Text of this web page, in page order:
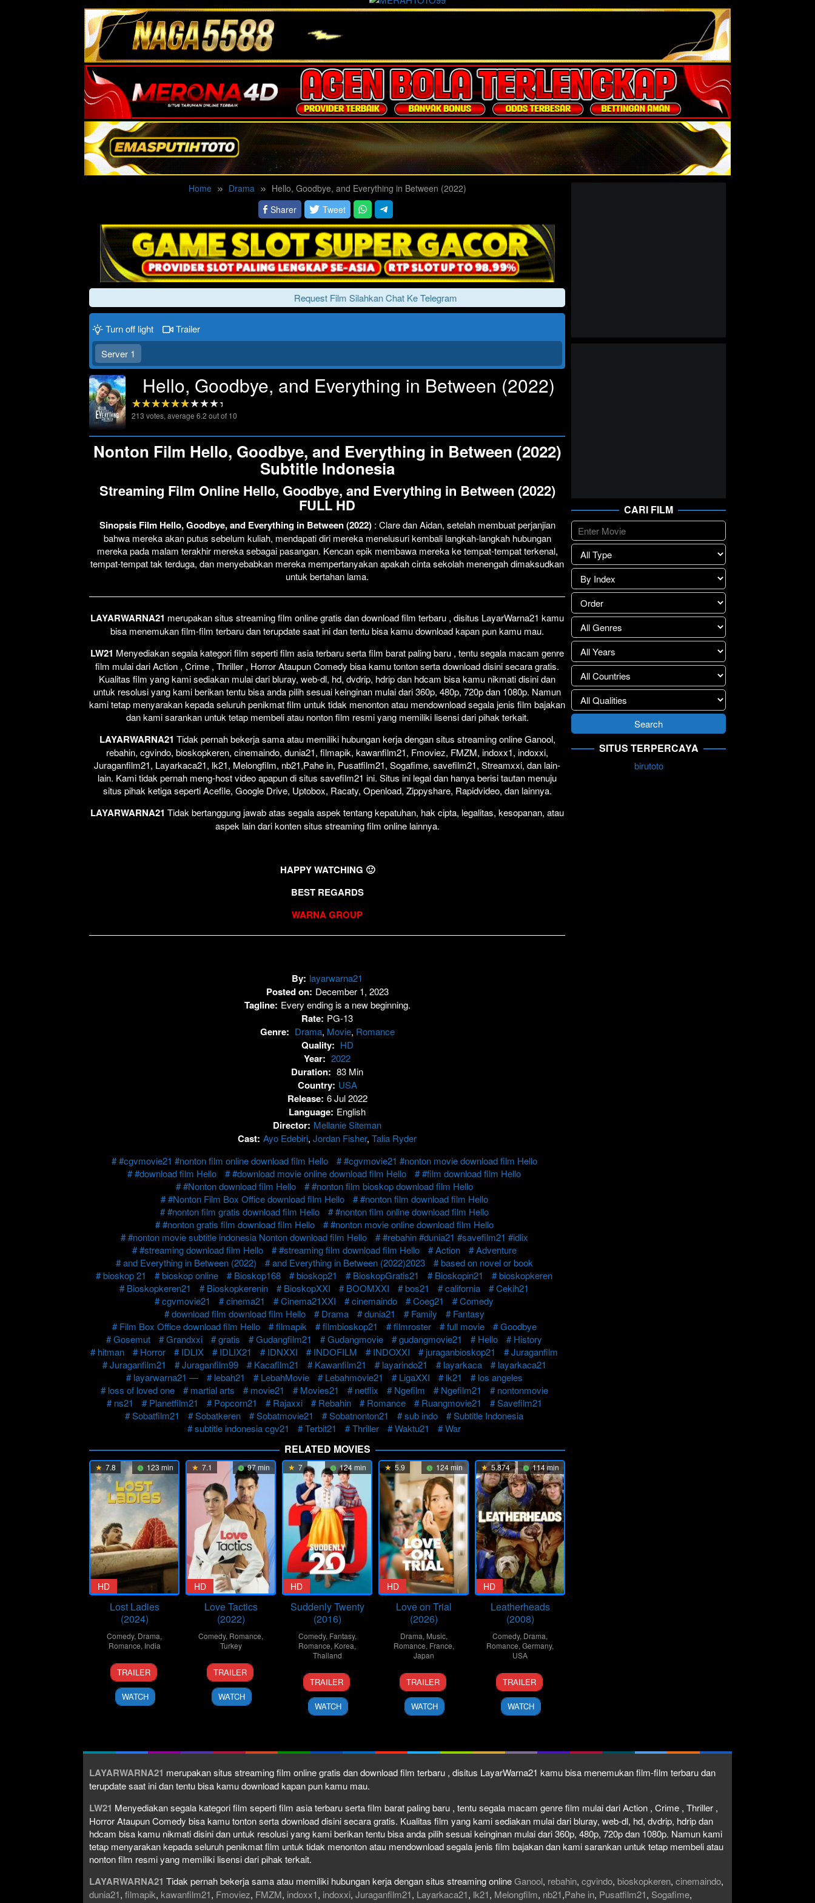
Home Drama
Hello, Goodbye, and Everything in Between (2022)
Sharer
Tweet
Request Film Silahkan Chat Ke Telegram
Lewati >>>
Click To Play
Turn off light
Trailer
Server 1
Hello, Goodbye, and Everything in Between (2022)
213 votes, average 6.2 out of 10
Nonton Film Hello, Goodbye, and Everything in Between (2022)
Subtitle Indonesia
Streaming Film Online Hello, Goodbye, and Everything in Between (2022)
FULL HD
Sinopsis Film Hello, Goodbye, and Everything in Between (2022) : Clare dan Aidan, setelah membuat perjanjian
bahwa mereka akan putus sebelum kuliah, mendapati diri mereka menelusuri kembali langkah-langkah hubungan
mereka pada malam terakhir mereka sebagai pasangan. Kencan epik membawa mereka ke tempat-tempat terkenal,
tempat-tempat tak terduga, dan menyebabkan mereka mempertanyakan apakah cinta sekolah menengah dimaksudkan
untuk bertahan lama.
LAYARWARNA21 merupakan situs streaming film online gratis dan download film terbaru , disitus LayarWarna21 kamu
bisa menemukan film-film terbaru dan terupdate saat ini dan tentu bisa kamu download kapan pun kamu mau.
LW21 Menyediakan segala kategori film seperti film asia terbaru serta film barat paling baru , tentu segala macam genre
film mulai dari Action , Crime , Thriller , Horror Ataupun Comedy bisa kamu tonton serta download disini secara gratis.
Kualitas film yang kami sediakan mulai dari bluray, web-dl, hd, dvdrip, hdrip dan hdcam bisa kamu nikmati disini dan
untuk resolusi yang kami berikan tentu bisa anda pilih sesuai keinginan mulai dari 360p, 480p, 720p dan 1080p. Namun
kami tetap menyarakan kepada seluruh penikmat film untuk tidak menonton atau mendownload segala jenis film bajakan
dan kami sarankan untuk tetap membeli atau nonton film resmi yang memiliki lisensi dari pihak terkait.
LAYARWARNA21 Tidak pernah bekerja sama atau memiliki hubungan kerja dengan situs streaming online Ganool,
rebahin, cgvindo, bioskopkeren, cinemaindo, dunia21, filmapik, kawanfilm21, Fmoviez, FMZM, indoxx1, indoxxi,
Juraganfilm21, Layarkaca21, lk21, Melongfilm, nb21,Pahe in, Pusatfilm21, Sogafime, savefilm21, Streamxxi, dan lain-
lain. Kami tidak pernah meng-host video apapun di situs savefilm21 ini. Situs ini legal dan hanya berisi tautan menuju
situs pihak ketiga seperti Acefile, Google Drive, Uptobox, Racaty, Openload, Zippyshare, Rapidvideo, dan lainnya.
LAYARWARNA21 Tidak bertanggung jawab atas segala aspek tentang kepatuhan, hak cipta, legalitas, kesopanan, atau
aspek lain dari konten situs streaming film online lainnya.
HAPPY WATCHING 🙂
BEST REGARDS
WARNA GROUP
By: layarwarna21
Posted on: December 1, 2023
Tagline: Every ending is a new beginning.
Rate: PG-13
Genre: Drama, Movie, Romance
Quality: HD
Year: 2022
Duration: 83 Min
Country: USA
Release: 6 Jul 2022
Language: English
Director: Mellanie Siteman
Cast: Ayo Edebiri, Jordan Fisher, Talia Ryder
#cgvmovie21 #nonton film online download film Hello
#cgvmovie21 #nonton movie download film Hello
#download film Hello
#download movie online download film Hello
#film download film Hello
#Nonton download film Hello
#nonton film bioskop download film Hello
#Nonton Film Box Office download film Hello
#nonton film download film Hello
#nonton film gratis download film Hello
#nonton film online download film Hello
#nonton gratis film download film Hello
#nonton movie online download film Hello
#nonton movie subtitle indonesia Nonton download film Hello
#rebahin #dunia21 #savefilm21 #idlix
#streaming download film Hello
#streaming film download film Hello Action
Adventure
and Everything in Between (2022)
and Everything in Between (2022)2023
based on novel or book
bioskop 21
bioskop online Bioskop168 bioskop21 BioskopGratis21 Bioskopin21
bioskopkeren
Bioskopkeren21
Bioskopkerenin BioskopXXI BOOMXXI bos21 california
Cekih21
cgvmovie21
cinema21 Cinema21XXI cinemaindo Coeg21
Comedy
download film download film Hello
Drama dunia21 Family
Fantasy
Film Box Office download film Hello
filmapik filmbioskop21 filmroster full movie
Goodbye
Gosemut
Grandxxi gratis Gudangfilm21 Gudangmovie gudangmovie21 Hello
History
hitman
Horror IDLIX IDLIX21 IDNXXI INDOFILM INDOXXI juraganbioskop21
Juraganfilm
Juraganfilm21
Juraganfilm99 Kacafilm21 Kawanfilm21 layarindo21 layarkaca
layarkaca21
layarwarna21 —
lebah21 LebahMovie Lebahmovie21 LigaXXI lk21
los angeles
loss of loved one
martial arts movie21 Movies21 netflix Ngefilm Ngefilm21
nontonmovie
ns21
Planetfilm21 Popcorn21 Rajaxxi Rebahin Romance Ruangmovie21
Savefilm21
Sobatfilm21
Sobatkeren Sobatmovie21 Sobatnonton21 sub indo
Subtitle Indonesia
subtitle indonesia cgv21
Terbit21 Thriller Waktu21 War
RELATED MOVIES
7.8 123 min
HD
Lost Ladies
(2024)
Comedy, Drama,
Romance, India
1
Mar
2024
Kiran
Rao
TRAILER
WATCH
7.1 97 min
HD
Love Tactics
(2022)
Comedy, Romance,
Turkey
11
Feb
2022
Emre
Kabakuşak
TRAILER
WATCH
7 124 min
HD
Suddenly Twenty
(2016)
Comedy, Fantasy,
Romance, Korea,
Thailand
24
Nov
2016
Supat
Rangsipat
TRAILER
WATCH
5.9 124 min
HD
Love on Trial
(2026)
Drama, Music,
Romance, France,
Japan
23
Jan
2026
Koji
Fukada
TRAILER
WATCH
5.874 114 min
HD
Leatherheads
(2008)
Comedy, Drama,
Romance, Germany,
USA
24
Mar
2008
George
Clooney
TRAILER
WATCH
CARI FILM
SITUS TERPERCAYA
birutoto
LAYARWARNA21 merupakan situs streaming film online gratis dan download film terbaru , disitus LayarWarna21 kamu bisa menemukan film-film terbaru dan
terupdate saat ini dan tentu bisa kamu download kapan pun kamu mau.
LW21 Menyediakan segala kategori film seperti film asia terbaru serta film barat paling baru , tentu segala macam genre film mulai dari Action , Crime , Thriller ,
Horror Ataupun Comedy bisa kamu tonton serta download disini secara gratis. Kualitas film yang kami sediakan mulai dari bluray, web-dl, hd, dvdrip, hdrip dan
hdcam bisa kamu nikmati disini dan untuk resolusi yang kami berikan tentu bisa anda pilih sesuai keinginan mulai dari 360p, 480p, 720p dan 1080p. Namun kami
tetap menyarakan kepada seluruh penikmat film untuk tidak menonton atau mendownload segala jenis film bajakan dan kami sarankan untuk tetap membeli atau
nonton film resmi yang memiliki lisensi dari pihak terkait.
LAYARWARNA21 Tidak pernah bekerja sama atau memiliki hubungan kerja dengan situs streaming onlineGanool, rebahin, cgvindo, bioskopkeren, cinemaindo,
dunia21, filmapik, kawanfilm21, Fmoviez, FMZM, indoxx1, indoxxi, Juraganfilm21, Layarkaca21, lk21, Melongfilm, nb21,Pahe in, Pusatfilm21, Sogafime,